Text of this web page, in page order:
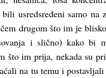
usredsređeni samo na
drugom što im je
i slično) kako bi
što im prija, nekada su
na tu temu i